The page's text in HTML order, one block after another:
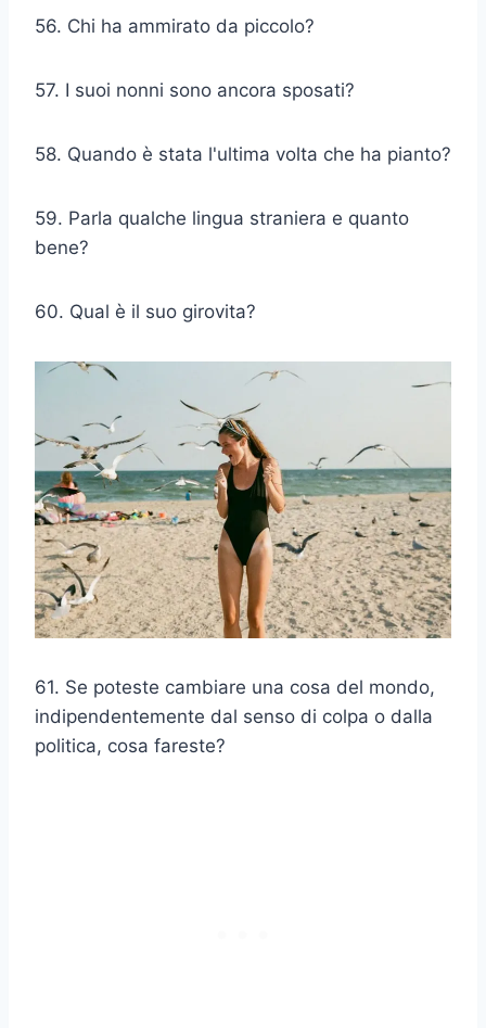
56. Chi ha ammirato da piccolo?
57. I suoi nonni sono ancora sposati?
58. Quando è stata l'ultima volta che ha pianto?
59. Parla qualche lingua straniera e quanto
bene?
60. Qual è il suo girovita?
61. Se poteste cambiare una cosa del mondo,
indipendentemente dal senso di colpa o dalla
politica, cosa fareste?